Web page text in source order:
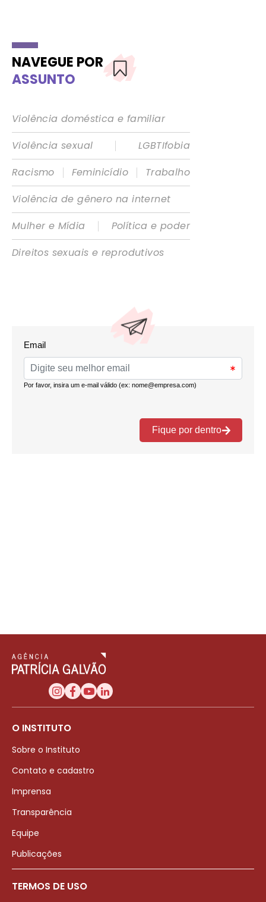
NAVEGUE POR
ASSUNTO
Violência doméstica e familiar
Violência sexual
|
LGBTIfobia
Racismo
| Feminicídio |
Trabalho
Violência de gênero na internet
Mulher e Mídia
|
Política e poder
Direitos sexuais e reprodutivos
O INSTITUTO
Sobre o Instituto
Contato e cadastro
Imprensa
Transparência
Equipe
Publicações
TERMOS DE USO